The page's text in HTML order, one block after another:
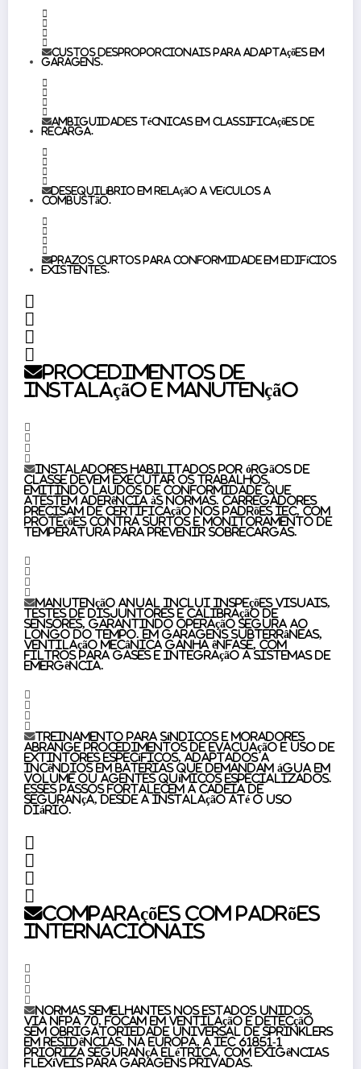
Custos desproporcionais para adaptações em
garagens.
Ambiguidades técnicas em classificações de
recarga.
Desequilíbrio em relação a veículos a
combustão.
Prazos curtos para conformidade em edifícios
existentes.
Procedimentos de
instalação e manutenção
Instaladores habilitados por órgãos de
classe devem executar os trabalhos,
emitindo laudos de conformidade que
atestem aderência às normas. Carregadores
precisam de certificação nos padrões IEC, com
proteções contra surtos e monitoramento de
temperatura para prevenir sobrecargas.
Manutenção anual inclui inspeções visuais,
testes de disjuntores e calibração de
sensores, garantindo operação segura ao
longo do tempo. Em garagens subterrâneas,
ventilação mecânica ganha ênfase, com
filtros para gases e integração a sistemas de
emergência.
Treinamento para síndicos e moradores
abrange procedimentos de evacuação e uso de
extintores específicos, adaptados a
incêndios em baterias que demandam água em
volume ou agentes químicos especializados.
Esses passos fortalecem a cadeia de
segurança, desde a instalação até o uso
diário.
Comparações com padrões
internacionais
Normas semelhantes nos Estados Unidos,
via NFPA 70, focam em ventilação e detecção
sem obrigatoriedade universal de sprinklers
em residências. Na Europa, a IEC 61851-1
prioriza segurança elétrica, com exigências
flexíveis para garagens privadas.